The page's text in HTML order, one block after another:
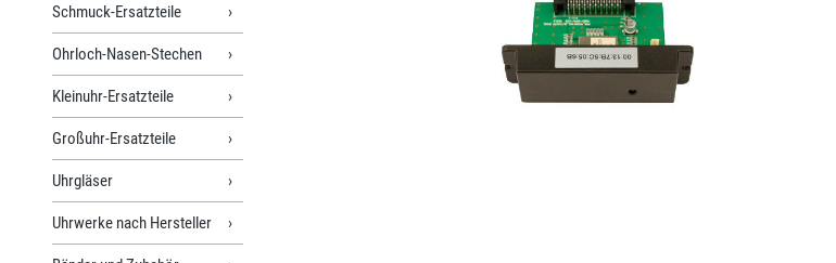
Schmuck-Ersatzteile
Ohrloch-Nasen-Stechen
Kleinuhr-Ersatzteile
Großuhr-Ersatzteile
Uhrgläser
Uhrwerke nach Hersteller